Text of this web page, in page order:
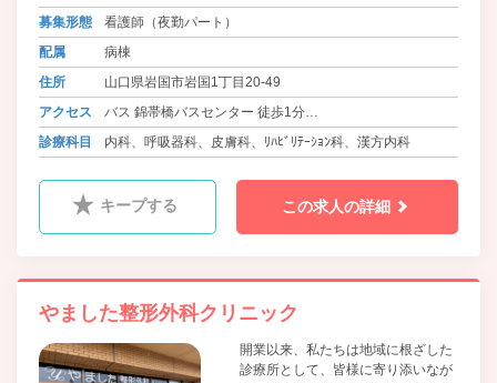
募集形態
看護師（夜勤パート）
配属
病棟
住所
山口県岩国市岩国1丁目20-49
アクセス
バス 錦帯橋バスセンター 徒歩1分
岩徳線 西岩国駅
診療科目 内科、呼吸器科、皮膚科、ﾘﾊﾋﾞﾘﾃｰｼｮﾝ科、漢方内科
キープする この求人の詳細
やました整形外科クリニック
開業以来、私たちは地域に根ざした
診療所として、皆様に寄り添いなが